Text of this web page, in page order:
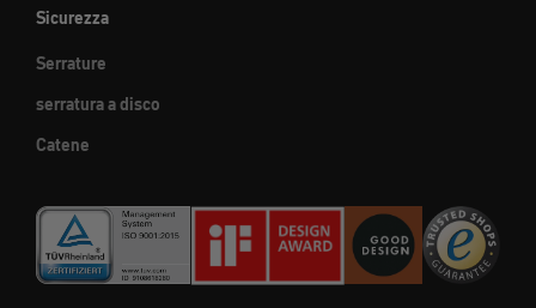
Sicurezza
Serrature
serratura a disco
Catene